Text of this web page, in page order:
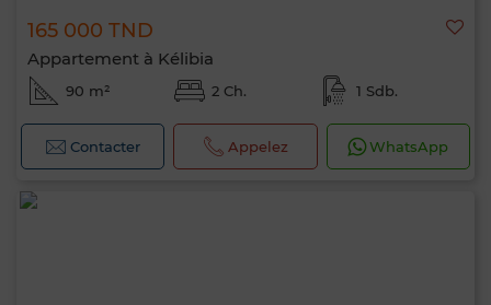
165 000 TND
Appartement à Kélibia
90 m² 2 Ch. 1 Sdb.
Contacter Appelez WhatsApp